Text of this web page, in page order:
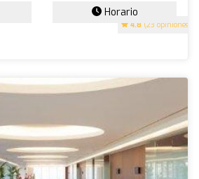
4.8 (23 opiniones)
Horario